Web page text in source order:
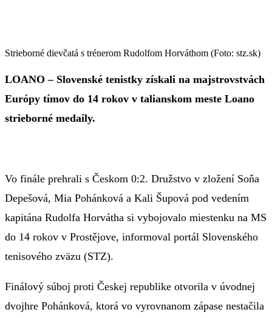
Strieborné dievčatá s trénerom Rudolfom Horváthom (Foto: stz.sk)
LOANO – Slovenské tenistky získali na majstrovstvách
Európy tímov do 14 rokov v talianskom meste Loano
strieborné medaily.
Vo finále prehrali s Českom 0:2. Družstvo v zložení Soňa
Depešová, Mia Pohánková a Kali Šupová pod vedením
kapitána Rudolfa Horvátha si vybojovalo miestenku na MS
do 14 rokov v Prostějove, informoval portál Slovenského
tenisového zväzu (STZ).
Finálový súboj proti Českej republike otvorila v úvodnej
dvojhre Pohánková, ktorá vo vyrovnanom zápase nestačila